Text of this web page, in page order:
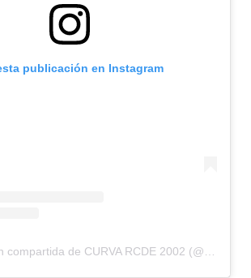
publicación en Instagram